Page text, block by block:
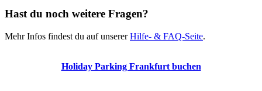
Hast du noch weitere Fragen?
Mehr Infos findest du auf unsererHilfe- & FAQ-Seite.
Holiday Parking Frankfurt buchen